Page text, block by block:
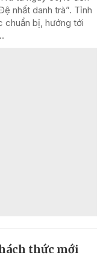
nhất danh trà”. Tỉnh
chuẩn bị, hướng tới
thức mới